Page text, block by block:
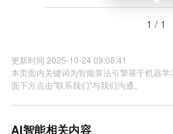
1 / 1
更新时间 2025-10-24 09:08:41
本页面内关键词为智能算法引擎基于机器
面下方点击"联系我们"与我们沟通。
AI智能相关内容